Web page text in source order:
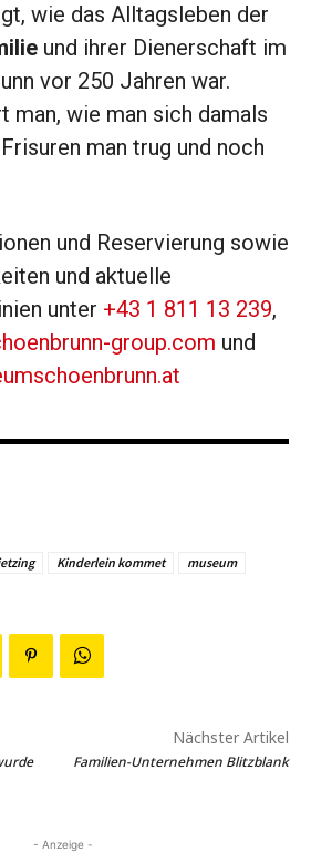
wie das Alltagsleben der
und ihrer Dienerschaft im
vor 250 Jahren war.
man, wie man sich damals
man trug und noch
und Reservierung sowie
und aktuelle
unter +43 1 811 13 239,
group.com und
Kinderlein kommet
museum
Nächster Artikel
Familien-Unternehmen Blitzblank
- Anzeige -